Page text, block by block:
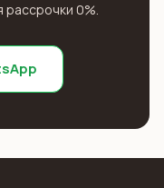
рассрочки 0%.